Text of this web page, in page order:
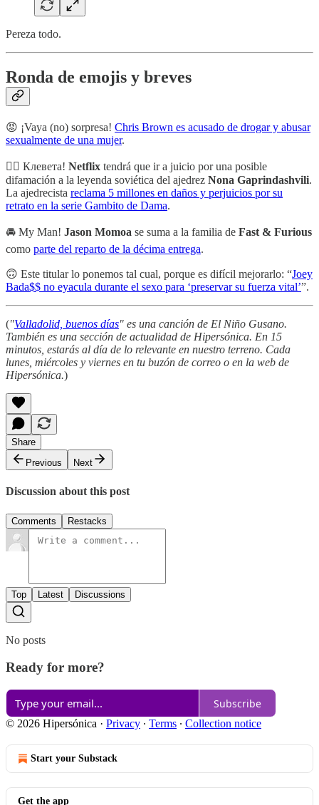
Pereza todo.
Ronda de emojis y breves
😡 ¡Vaya (no) sorpresa! Chris Brown es acusado de drogar y abusar
sexualmente de una mujer.
👩‍⚖️ Клевета! Netflix tendrá que ir a juicio por una posible
difamación a la leyenda soviética del ajedrez Nona Gaprindashvili.
La ajedrecista reclama 5 millones en daños y perjuicios por su
retrato en la serie Gambito de Dama.
🚘 My Man! Jason Momoa se suma a la familia de Fast & Furious
como parte del reparto de la décima entrega.
🙃 Este titular lo ponemos tal cual, porque es difícil mejorarlo: “Joey
Bada$$ no eyacula durante el sexo para ‘preservar su fuerza vital’”.
("Valladolid, buenos días" es una canción de El Niño Gusano.
También es una sección de actualidad de Hipersónica. En 15
minutos, estarás al día de lo relevante en nuestro terreno. Cada
lunes, miércoles y viernes en tu buzón de correo o en la web de
Hipersónica.)
Share
Previous
Next
Discussion about this post
Comments Restacks
Top Latest Discussions
No posts
Ready for more?
Subscribe
© 2026 Hipersónica · Privacy ∙ Terms ∙ Collection notice
Start your Substack
Get the app